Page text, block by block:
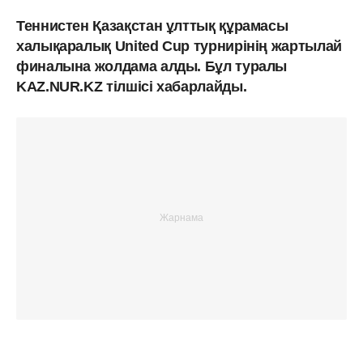
Теннистен Қазақстан ұлттық құрамасы
халықаралық United Cup турнирінің жартылай
финалына жолдама алды. Бұл туралы
KAZ.NUR.KZ тілшісі хабарлайды.